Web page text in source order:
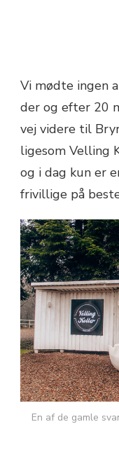
Vi mødte ingen
der og efter 20
vej videre til
ligesom Velling
og i dag kun er
frivillige på
En af de gamle